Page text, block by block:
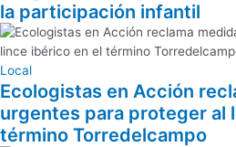
la participación infantil
Local
Ecologistas en Acción
urgentes para proteger al
término Torredelcampo